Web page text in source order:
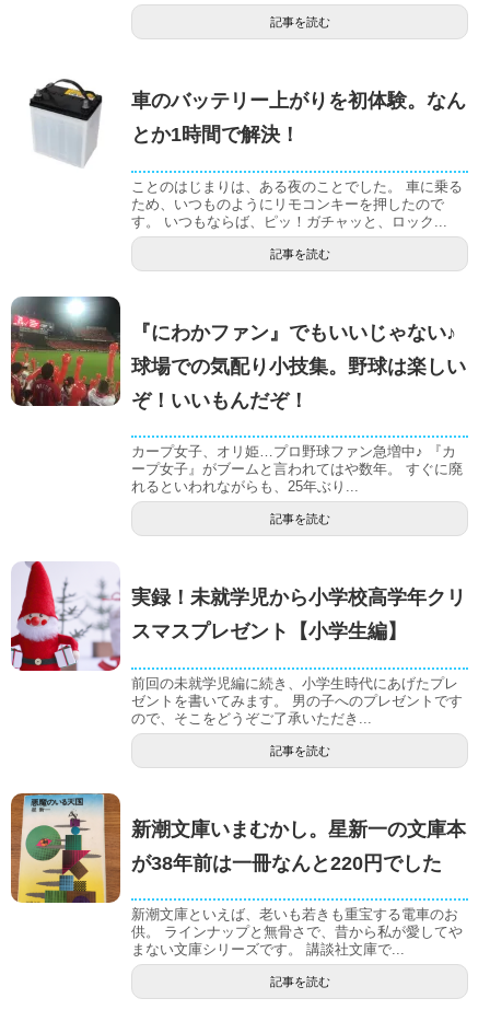
記事を読む
車のバッテリー上がりを初体験。なん
とか1時間で解決！
ことのはじまりは、ある夜のことでした。 車に乗る
ため、いつものようにリモコンキーを押したので
す。 いつもならば、ピッ！ガチャッと、ロック...
記事を読む
『にわかファン』でもいいじゃない♪
球場での気配り小技集。野球は楽しい
ぞ！いいもんだぞ！
カープ女子、オリ姫…プロ野球ファン急増中♪ 『カ
ープ女子』がブームと言われてはや数年。 すぐに廃
れるといわれながらも、25年ぶり...
記事を読む
実録！未就学児から小学校高学年クリ
スマスプレゼント【小学生編】
前回の未就学児編に続き、小学生時代にあげたプレ
ゼントを書いてみます。 男の子へのプレゼントです
ので、そこをどうぞご了承いただき...
記事を読む
新潮文庫いまむかし。星新一の文庫本
が38年前は一冊なんと220円でした
新潮文庫といえば、老いも若きも重宝する電車のお
供。 ラインナップと無骨さで、昔から私が愛してや
まない文庫シリーズです。 講談社文庫で...
記事を読む